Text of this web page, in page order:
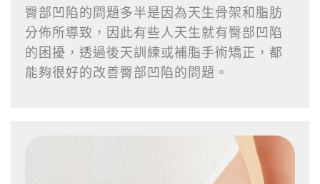
臀部凹陷的問題多半是因為天生骨架和脂肪
分佈所導致，因此有些人天生就有臀部凹陷
的困擾，透過後天訓練或補脂手術矯正，都
能夠很好的改善臀部凹陷的問題。